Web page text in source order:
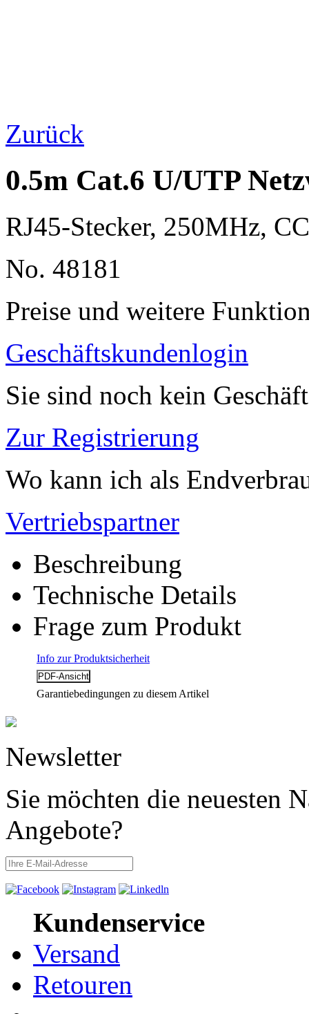
Zurück
0.5m Cat.6 U/UTP
RJ45-Stecker, 250MHz,
No. 48181
Preise und weitere
Geschäftskundenlogin
Sie sind noch kein
Zur Registrierung
Wo kann ich als
Vertriebspartner
Beschreibung
Technische Details
Frage zum Produkt
Info zur Produktsicherheit
Garantiebedingungen zu diesem Artikel
Newsletter
Sie möchten die neuesten
Angebote?
Kundenservice
Versand
Retouren